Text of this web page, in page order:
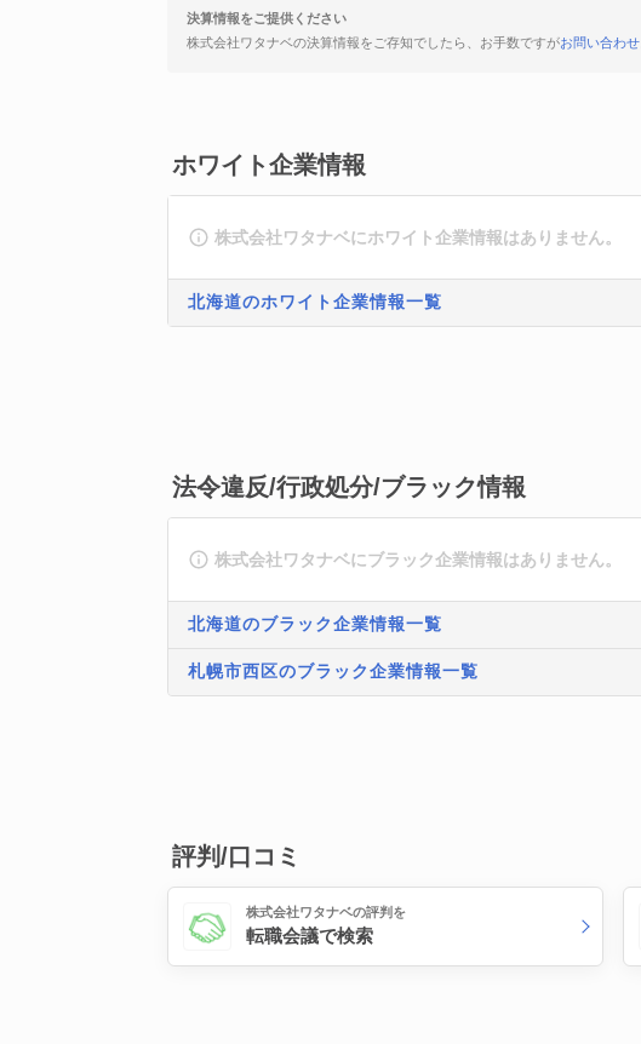
決算情報をご提供ください
株式会社ワタナベの決算情報をご存知でしたら、お手数ですがお問い合わせ
ホワイト企業情報
株式会社ワタナベにホワイト企業情報はありません。
北海道のホワイト企業情報一覧
法令違反/行政処分/ブラック情報
株式会社ワタナベにブラック企業情報はありません。
北海道のブラック企業情報一覧
札幌市西区のブラック企業情報一覧
評判/口コミ
株式会社ワタナベの評判を
転職会議で検索